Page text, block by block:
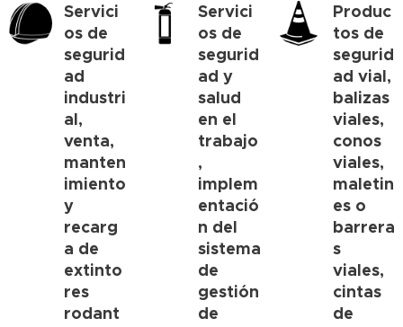
Servici
os de
segurid
ad
industri
al,
venta,
manten
imiento
y
recarg
a de
extinto
res
rodant
Servici
os de
segurid
ad y
salud
en el
trabajo
,
implem
entació
n del
sistema
de
gestión
de
Produc
tos de
segurid
ad vial,
balizas
viales,
conos
viales,
maletin
es o
barrera
s
viales,
cintas
de